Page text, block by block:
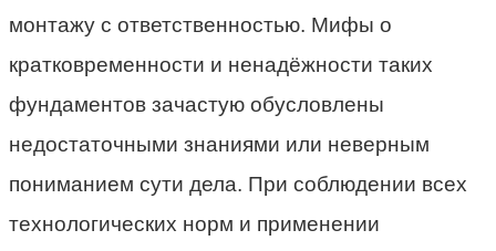
монтажу с ответственностью. Мифы о
кратковременности и ненадёжности таких
фундаментов зачастую обусловлены
недостаточными знаниями или неверным
пониманием сути дела. При соблюдении всех
технологических норм и применении